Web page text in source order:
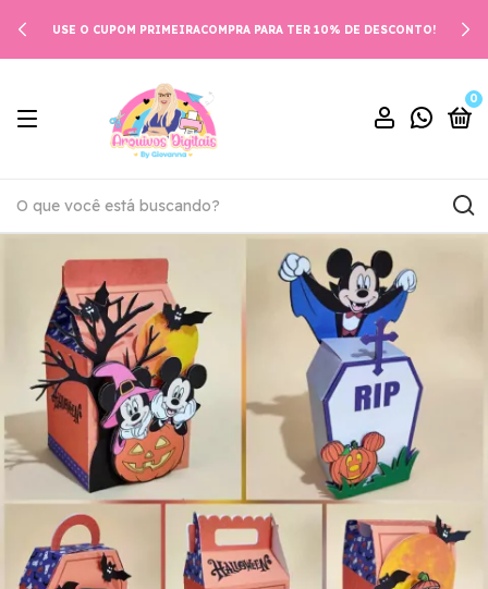
USE O CUPOM PRIMEIRACOMPRA PARA TER 10% DE DESCONTO!
0